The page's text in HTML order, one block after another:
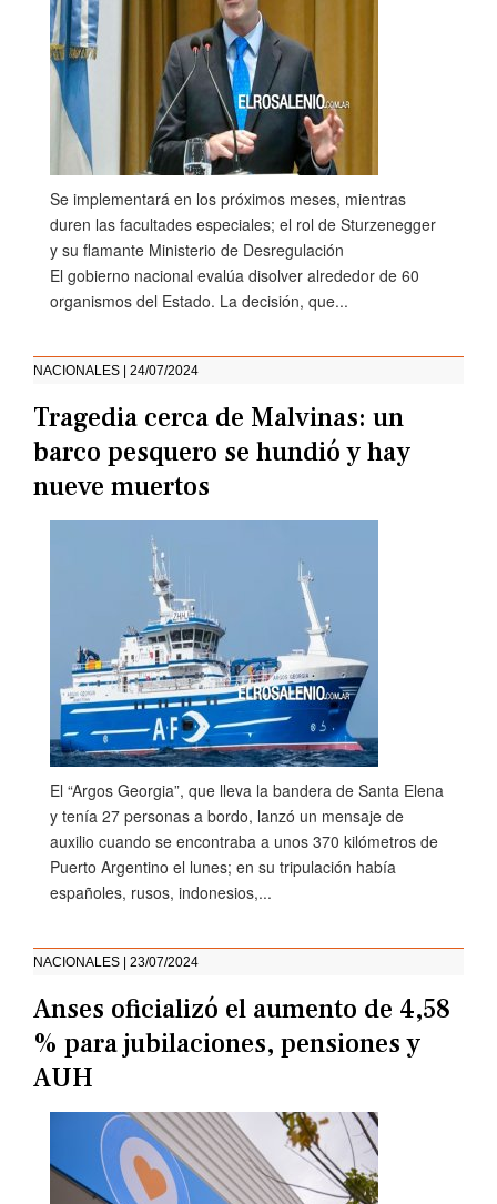
Se implementará en los próximos meses, mientras
duren las facultades especiales; el rol de Sturzenegger
y su flamante Ministerio de Desregulación
El gobierno nacional evalúa disolver alrededor de 60
organismos del Estado. La decisión, que...
NACIONALES | 24/07/2024
Tragedia cerca de Malvinas: un
barco pesquero se hundió y hay
nueve muertos
El “Argos Georgia”, que lleva la bandera de Santa Elena
y tenía 27 personas a bordo, lanzó un mensaje de
auxilio cuando se encontraba a unos 370 kilómetros de
Puerto Argentino el lunes; en su tripulación había
españoles, rusos, indonesios,...
NACIONALES | 23/07/2024
Anses oficializó el aumento de 4,58
% para jubilaciones, pensiones y
AUH